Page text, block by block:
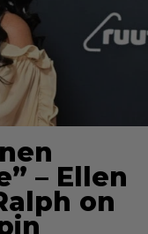
– Ellen
on